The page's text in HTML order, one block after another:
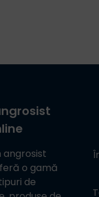
angrosist
o gamă
de